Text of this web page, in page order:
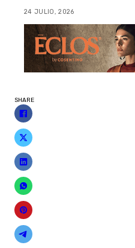
24 JULIO, 2026
SHARE